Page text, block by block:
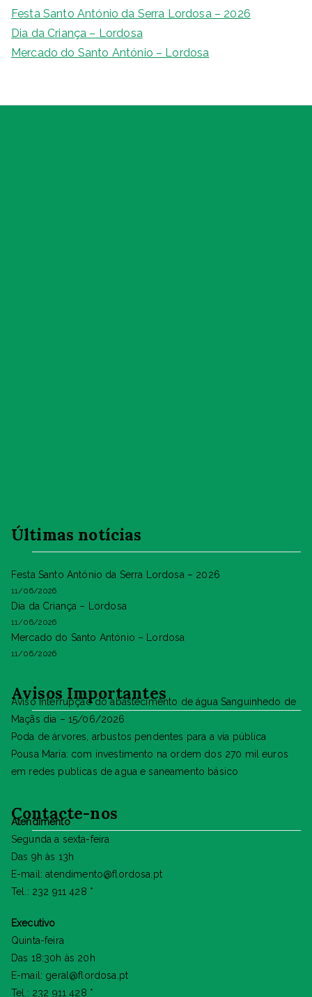
s
r
Festa Santo António da Serra Lordosa – 2026
Dia da Criança – Lordosa
Mercado do Santo António – Lordosa
Últimas notícias
Festa Santo António da Serra Lordosa – 2026
11/06/2026
Dia da Criança – Lordosa
11/06/2026
Mercado do Santo António – Lordosa
11/06/2026
Avisos Importantes
Aviso Interrupção do abastecimento de água Sanguinhedo de
Maçãs dia – 15/06/2026
Poda de árvores, arbustos pendentes para a via pública
Pousa Maria: com investimento na ordem dos 270 mil euros
em redes publicas de agua e saneamento básico
Contacte-nos
Atendimento
Segunda a sexta-feira
Das 9h às 13h
E-mail: atendimento@flordosa.pt
Tel.: 232 911 428 *
Executivo
Quinta-feira
Das 18:30h às 20h
E-mail: geral@flordosa.pt
Tel.: 232 911 428 *